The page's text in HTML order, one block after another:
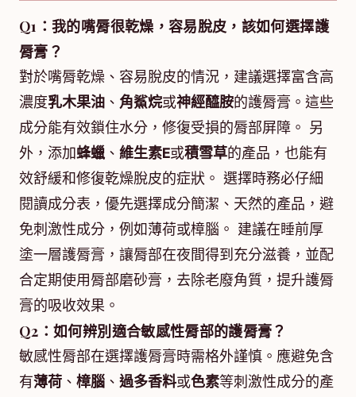
Q1：我的嘴脣很乾燥，容易脫皮，該如何選擇護
脣膏？
對於嘴脣乾燥、容易脫皮的情況，建議選擇富含高
濃度乳木果油 、 角鯊烷或神經醯胺的護脣膏。這些
成分能有效鎖住水分，修復受損的脣部屏障。 另
外，添加蜂蠟 、 維生素E或積雪草的產品，也能有
效舒緩和修復乾燥脫皮的症狀。 選擇時務必仔細
閱讀成分表，優先選擇成分簡潔、天然的產品，避
免刺激性成分，例如薄荷或樟腦。 建議在睡前厚
塗一層護脣膏，讓脣部在夜間得到充分滋養，並配
合定期使用脣部磨砂膏，去除老廢角質，提升護脣
膏的吸收效果。
Q2：如何辨別適合敏感性脣部的護脣膏？
敏感性脣部在選擇護脣膏時需格外謹慎。應避免含
有薄荷 、 樟腦 、 過多香料或色素等刺激性成分的產